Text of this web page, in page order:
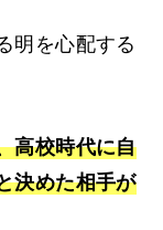
明を心配する
高校時代に自
決めた相手が